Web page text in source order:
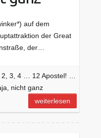
auf dem
der Great
der…
2, 3, 4 … 12 Apostel! …
nicht ganz
weiterlesen